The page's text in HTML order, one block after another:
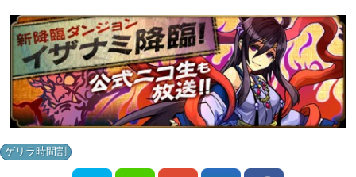
ゲリラ時間割